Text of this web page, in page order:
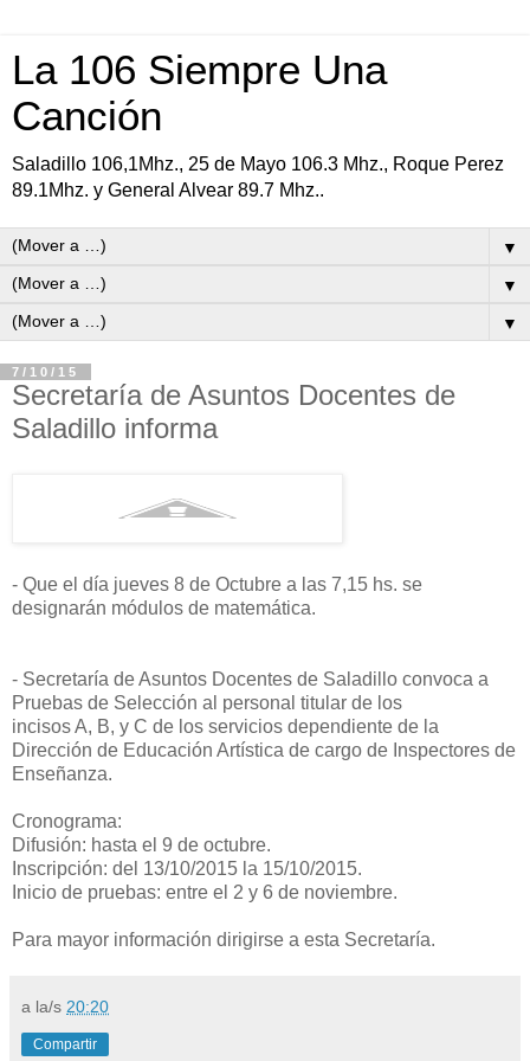
La 106 Siempre Una
Canción
Saladillo 106,1Mhz., 25 de Mayo 106.3 Mhz., Roque Perez
89.1Mhz. y General Alvear 89.7 Mhz..
▼
▼
▼
7/10/15
Secretaría de Asuntos Docentes de
Saladillo informa
- Que el día jueves 8 de Octubre a las 7,15 hs. se
designarán módulos de matemática.
- Secretaría de Asuntos Docentes de Saladillo convoca a
Pruebas de Selección al personal titular de los
incisos A, B, y C de los servicios dependiente de la
Dirección de Educación Artística de cargo de Inspectores de
Enseñanza.
Cronograma:
Difusión: hasta el 9 de octubre.
Inscripción: del 13/10/2015 la 15/10/2015.
Inicio de pruebas: entre el 2 y 6 de noviembre.
Para mayor información dirigirse a esta Secretaría.
a la/s 20:20
Compartir